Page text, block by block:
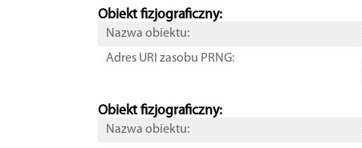
Obiekt fizjograficzny:
Nazwa obiektu:
Adres URI zasobu PRNG:
Obiekt fizjograficzny:
Nazwa obiektu: